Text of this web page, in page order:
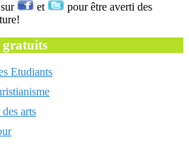
et
pour être averti des
gratuits
Etudiants
arts